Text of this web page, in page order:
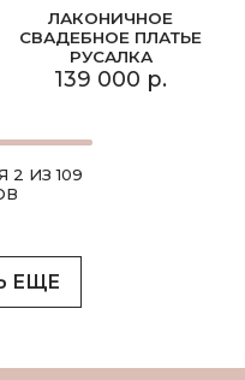
ЛАКОНИЧНОЕ
СВАДЕБНОЕ ПЛАТЬЕ
РУСАЛКА
139 000 р.
2 ИЗ 109
ЕЩЕ